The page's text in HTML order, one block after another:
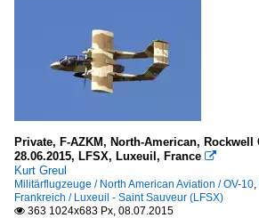
Private, F-AZKM, North-American, Rockwell
28.06.2015, LFSX, Luxeuil, France 
Kurt Greul
Militärflugzeuge / North American Aviation / OV-10,
Frankreich / Luxeuil - Saint Sauveur (LFSX)
 363 1024x683 Px, 08.07.2015